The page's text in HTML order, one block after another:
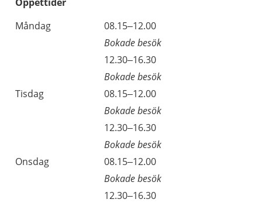
Dag
Öppettider
Kommentarer
Måndag
08.15–12.00
Bokade besök
12.30–16.30
Bokade besök
Tisdag
08.15–12.00
Bokade besök
12.30–16.30
Bokade besök
Onsdag
08.15–12.00
Bokade besök
12.30–16.30